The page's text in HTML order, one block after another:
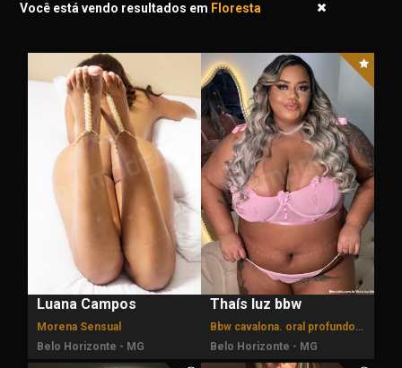
Você está vendo resultados em Floresta
Luana Campos
Morena Sensual
Belo Horizonte - MG
Thaís luz bbw
Bbw cavalona. oral profundo, fetichistas.
Belo Horizonte - MG